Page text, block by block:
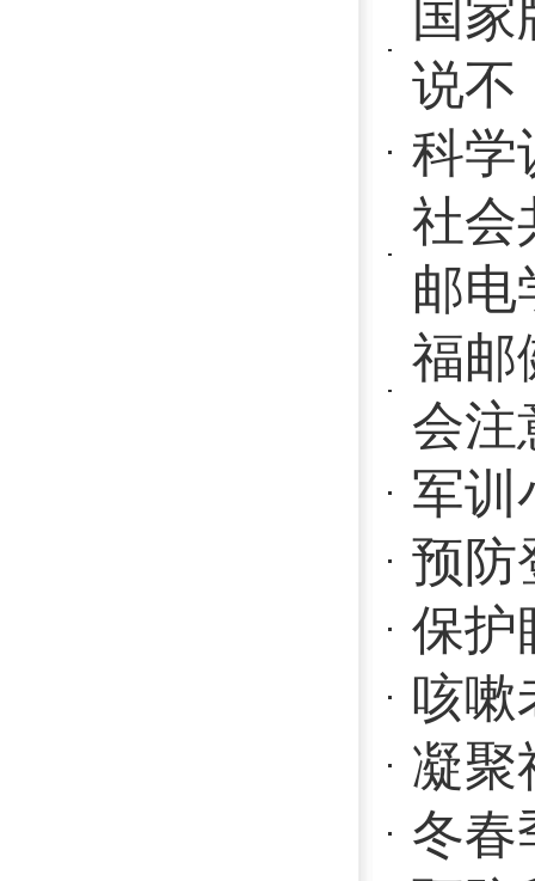
预防登革
保护眼健康
咳嗽老不
凝聚社会
冬春季流
预防秋季
慎接触，不
注重行为
电学校开
网站首页
Copyright 2017 All Rights Reserved
地址：福建省福州市上